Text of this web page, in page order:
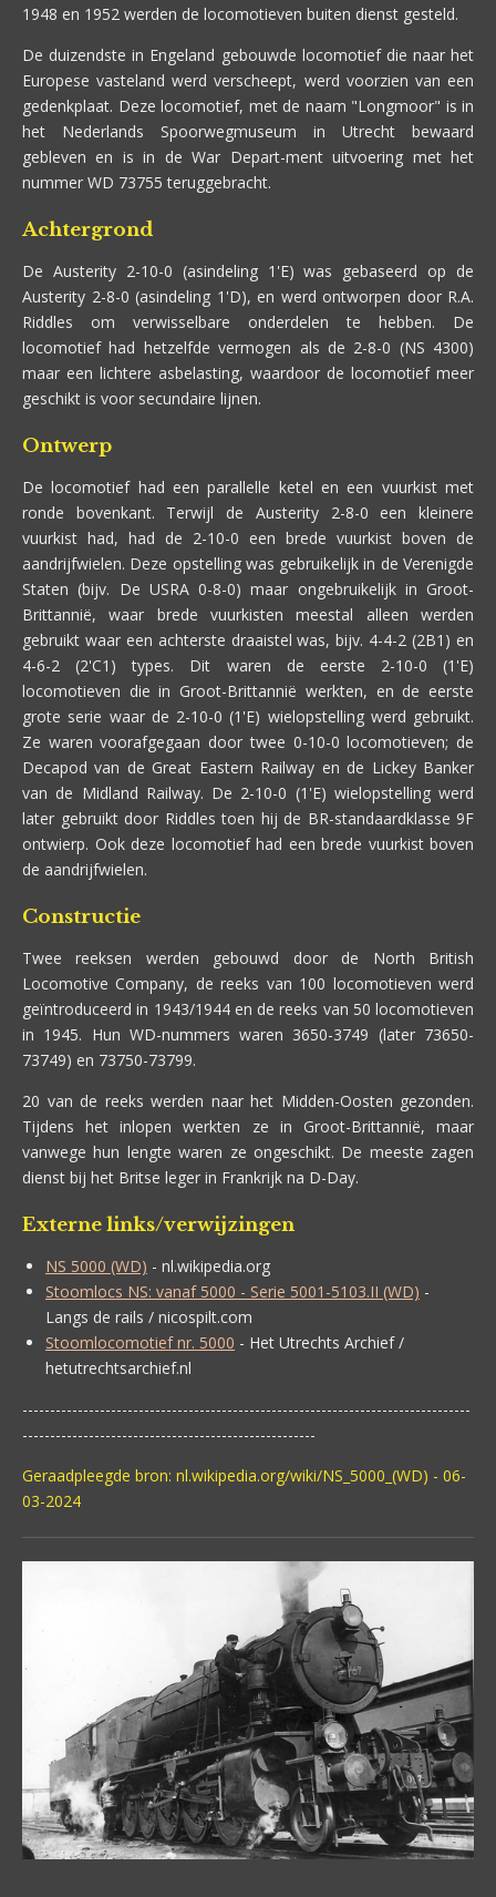
1948 en 1952 werden de locomotieven buiten dienst gesteld.
De duizendste in Engeland gebouwde locomotief die naar het
Europese vasteland werd verscheept, werd voorzien van een
gedenkplaat. Deze locomotief, met de naam "Longmoor" is in
het Nederlands Spoorwegmuseum in Utrecht bewaard
gebleven en is in de War Depart-ment uitvoering met het
nummer WD 73755 teruggebracht.
Achtergrond
De Austerity 2-10-0 (asindeling 1'E) was gebaseerd op de
Austerity 2-8-0 (asindeling 1'D), en werd ontworpen door R.A.
Riddles om verwisselbare onderdelen te hebben. De
locomotief had hetzelfde vermogen als de 2-8-0 (NS 4300)
maar een lichtere asbelasting, waardoor de locomotief meer
geschikt is voor secundaire lijnen.
Ontwerp
De locomotief had een parallelle ketel en een vuurkist met
ronde bovenkant. Terwijl de Austerity 2-8-0 een kleinere
vuurkist had, had de 2-10-0 een brede vuurkist boven de
aandrijfwielen. Deze opstelling was gebruikelijk in de Verenigde
Staten (bijv. De USRA 0-8-0) maar ongebruikelijk in Groot-
Brittannië, waar brede vuurkisten meestal alleen werden
gebruikt waar een achterste draaistel was, bijv. 4-4-2 (2B1) en
4-6-2 (2'C1) types. Dit waren de eerste 2-10-0 (1'E)
locomotieven die in Groot-Brittannië werkten, en de eerste
grote serie waar de 2-10-0 (1'E) wielopstelling werd gebruikt.
Ze waren voorafgegaan door twee 0-10-0 locomotieven; de
Decapod van de Great Eastern Railway en de Lickey Banker
van de Midland Railway. De 2-10-0 (1'E) wielopstelling werd
later gebruikt door Riddles toen hij de BR-standaardklasse 9F
ontwierp. Ook deze locomotief had een brede vuurkist boven
de aandrijfwielen.
Constructie
Twee reeksen werden gebouwd door de North British
Locomotive Company, de reeks van 100 locomotieven werd
geïntroduceerd in 1943/1944 en de reeks van 50 locomotieven
in 1945. Hun WD-nummers waren 3650-3749 (later 73650-
73749) en 73750-73799.
20 van de reeks werden naar het Midden-Oosten gezonden.
Tijdens het inlopen werkten ze in Groot-Brittannië, maar
vanwege hun lengte waren ze ongeschikt. De meeste zagen
dienst bij het Britse leger in Frankrijk na D-Day.
Externe links/verwijzingen
NS 5000 (WD) - nl.wikipedia.org
Stoomlocs NS: vanaf 5000 - Serie 5001-5103.II (WD) -
Langs de rails / nicospilt.com
Stoomlocomotief nr. 5000 - Het Utrechts Archief /
hetutrechtsarchief.nl
---------------------------------------------------------------------------------
-----------------------------------------------------
Geraadpleegde bron: nl.wikipedia.org/wiki/NS_5000_(WD) - 06-
03-2024